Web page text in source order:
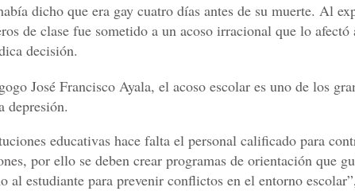
dicho que era gay cuatro días antes de su muerte. Al
de clase fue sometido a un acoso irracional que lo afectó
decisión.
José Francisco Ayala, el acoso escolar es uno de los
depresión.
educativas hace falta el personal calificado para
por ello se deben crear programas de orientación que
al estudiante para prevenir conflictos en el entorno